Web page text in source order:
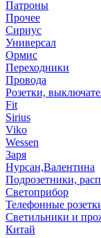
Патроны
Прочее
Сириус
Универсал
Ормис
Переходники
Провода
Розетки,
Fit
Sirius
Viko
Wessen
Заря
Нурсан,Валентина
Подрозетники,
Светоприбор
Телефонные
Светильники и
Китай